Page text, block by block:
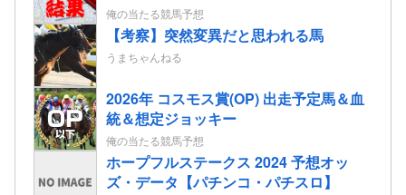
俺の当たる競馬予想
【考察】突然変異だと思われる馬
うまちゃんねる
2026年 コスモス賞(OP) 出走予定馬＆血
統＆想定ジョッキー
俺の当たる競馬予想
ホープフルステークス 2024 予想オッ
ズ・データ【パチンコ・パチスロ】